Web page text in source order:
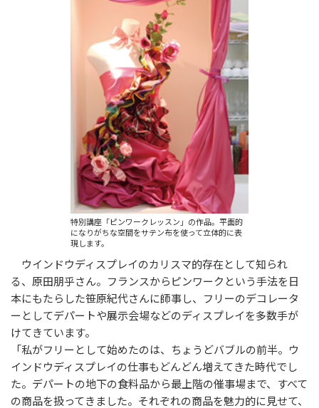
特別講座「ピンワークレッスン」の作品。平面的
になりがちな空間をサテン布を使って立体的に表
現します。
ウインドウディスプレイのカリスマ的存在として知られ
る、原田朋乎さん。フランスからピンワークという手法を日
本にもたらした笹原紀代さんに師事し、フリーのデコレータ
ーとしてデパートや展示会場などのディスプレイを多数手が
けてきています。
「私がフリーとして始めたのは、ちょうどバブルの前半。ウ
インドウディスプレイの仕事もどんどん増えてきた時代でし
た。デパートの地下の食料品から最上階の催事場まで、すべて
の商品を扱ってきました。それぞれの商品を魅力的に見せて、